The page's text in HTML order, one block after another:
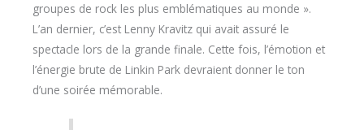
groupes de rock les plus emblématiques au monde ».
L’an dernier, c’est Lenny Kravitz qui avait assuré le
spectacle lors de la grande finale. Cette fois, l’émotion et
l’énergie brute de Linkin Park devraient donner le ton
d’une soirée mémorable.